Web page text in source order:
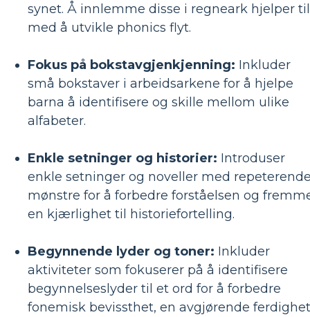
synet. Å innlemme disse i regneark hjelper til
med å utvikle phonics flyt.
Fokus på bokstavgjenkjenning: Inkluder
små bokstaver i arbeidsarkene for å hjelpe
barna å identifisere og skille mellom ulike
alfabeter.
Enkle setninger og historier: Introduser
enkle setninger og noveller med
mønstre for å forbedre forståelsen og
en kjærlighet til historiefortelling.
Begynnende lyder og toner: Inkluder
aktiviteter som fokuserer på å identifisere
begynnelseslyder til et ord for å forbedre
fonemisk bevissthet, en avgjørende ferdighet